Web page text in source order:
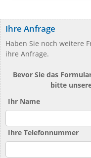
Ihre Anfrage
Haben Sie noch weitere
ihre Anfrage.
Bevor Sie das
bitte
Ihr Name
Ihre Telefonnummer